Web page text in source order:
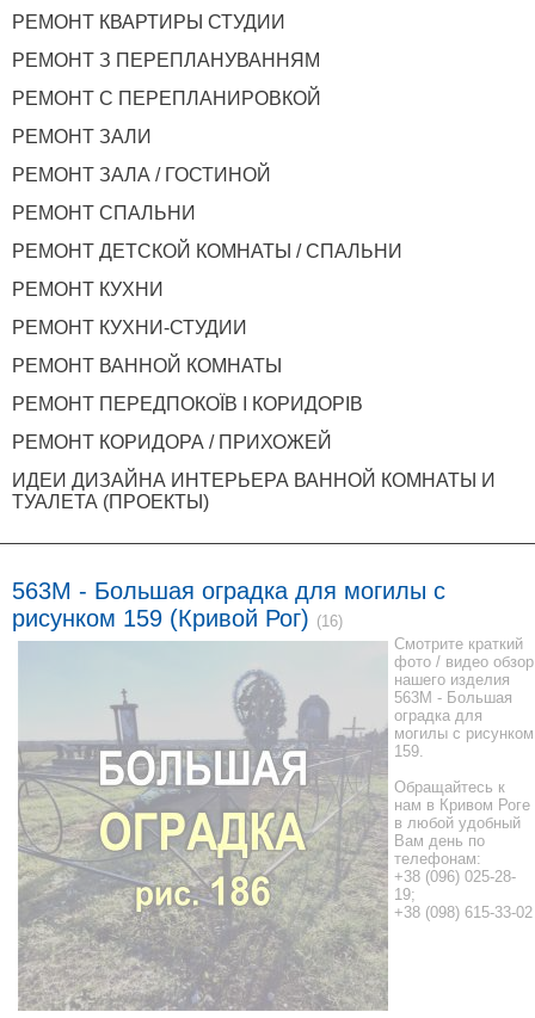
РЕМОНТ КВАРТИРЫ СТУДИИ
РЕМОНТ З ПЕРЕПЛАНУВАННЯМ
РЕМОНТ С ПЕРЕПЛАНИРОВКОЙ
РЕМОНТ ЗАЛИ
РЕМОНТ ЗАЛА / ГОСТИНОЙ
РЕМОНТ СПАЛЬНИ
РЕМОНТ ДЕТСКОЙ КОМНАТЫ / СПАЛЬНИ
РЕМОНТ КУХНИ
РЕМОНТ КУХНИ-СТУДИИ
РЕМОНТ ВАННОЙ КОМНАТЫ
РЕМОНТ ПЕРЕДПОКОЇВ І КОРИДОРІВ
РЕМОНТ КОРИДОРА / ПРИХОЖЕЙ
ИДЕИ ДИЗАЙНА ИНТЕРЬЕРА ВАННОЙ КОМНАТЫ И
ТУАЛЕТА (ПРОЕКТЫ)
563M - Большая оградка для могилы с
рисунком 159 (Кривой Рог) (16)
Смотрите краткий
фото / видео обзор
нашего изделия
563M - Большая
оградка для
могилы с рисунком
159.
Обращайтесь к
нам в Кривом Роге
в любой удобный
Вам день по
телефонам:
+38 (096) 025-28-
19;
+38 (098) 615-33-02